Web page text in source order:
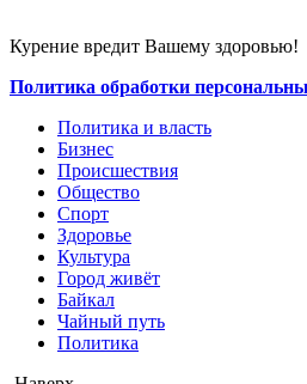
Курение вредит Вашему здоровью!
Политика обработки
Политика и власть
Бизнес
Происшествия
Общество
Cпорт
Здоровье
Культура
Город живёт
Байкал
Чайный путь
Политика